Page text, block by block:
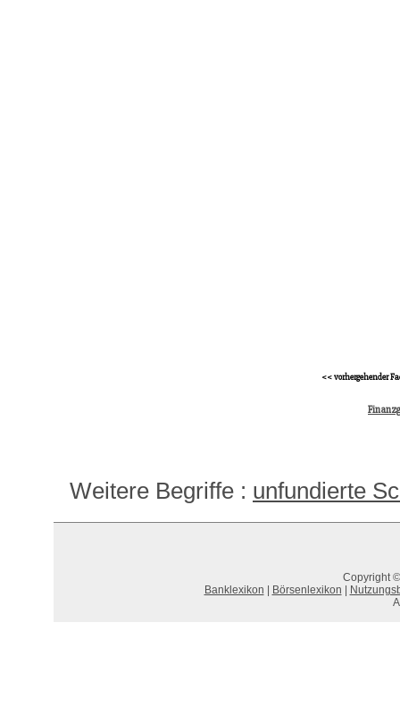
<< vorhergehender
Weitere Begriffe : unfundierte
Copyright
Banklexikon
Börsenlexikon